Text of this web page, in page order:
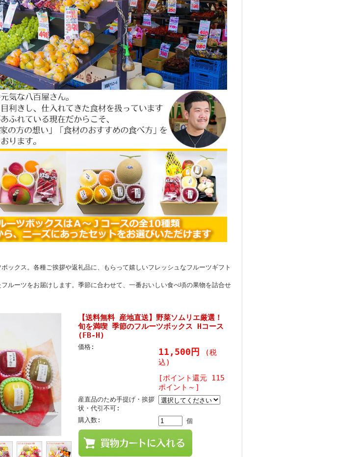
ックス。各種ご挨拶や返礼品に、もらって嬉しいフレッシュなフルーツギフト
ルーツをお届けします。季節に合わせて、一番おいしい食べ頃の果物を詰合せ
【送料無料 産地直送】野菜ソムリエ厳選！
旬を満喫 季節のフルーツボックス Hコース
(FB-H)
価格: 11,500円
(税
込)
[ポイント還元 115
ポイント～]
産直品のため手提げ・挨拶
状・代引不可:
購入数:
個